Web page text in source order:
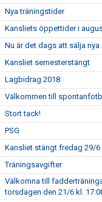
Nya träningstider
Kansliets öppettider i
Nu är det dags att sälja
Kansliet semesterstängt
Lagbidrag 2018
Välkommen till
Stort tack!
PSG
Kansliet stängt fredag 29/6
Träningsavgifter
Välkomna till
torsdagen den 21/6 kl.